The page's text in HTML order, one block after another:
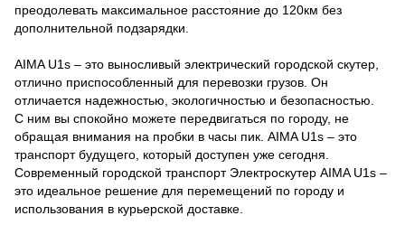
преодолевать максимальное расстояние до 120км без
дополнительной подзарядки.
AIMA U1s – это выносливый электрический городской скутер,
отлично приспособленный для перевозки грузов. Он
отличается надежностью, экологичностью и безопасностью.
С ним вы спокойно можете передвигаться по городу, не
обращая внимания на пробки в часы пик. AIMA U1s – это
транспорт будущего, который доступен уже сегодня.
Современный городской транспорт Электроскутер AIMA U1s –
это идеальное решение для перемещений по городу и
использования в курьерской доставке.